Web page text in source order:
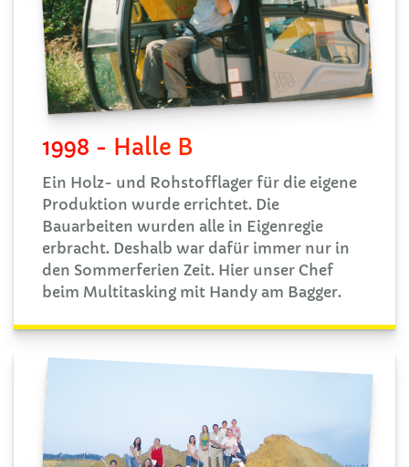
1998 - Halle B
Ein Holz- und Rohstofflager für die eigene
Produktion wurde errichtet. Die
Bauarbeiten wurden alle in Eigenregie
erbracht. Deshalb war dafür immer nur in
den Sommerferien Zeit. Hier unser Chef
beim Multitasking mit Handy am Bagger.